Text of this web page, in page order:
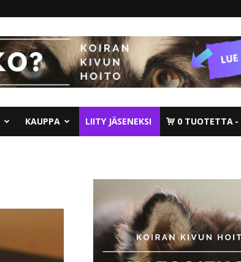
KAUPPA LIITY JÄSENEKSI 0 TUOTETTA